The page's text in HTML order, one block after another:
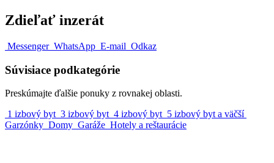
Zdieľať inzerát
Messenger WhatsApp E-mail Odkaz
Súvisiace podkategórie
Preskúmajte ďalšie ponuky z rovnakej oblasti.
1 izbový byt 3 izbový byt 4 izbový byt 5 izbový byt a väčší
Garzónky Domy Garáže Hotely a reštaurácie